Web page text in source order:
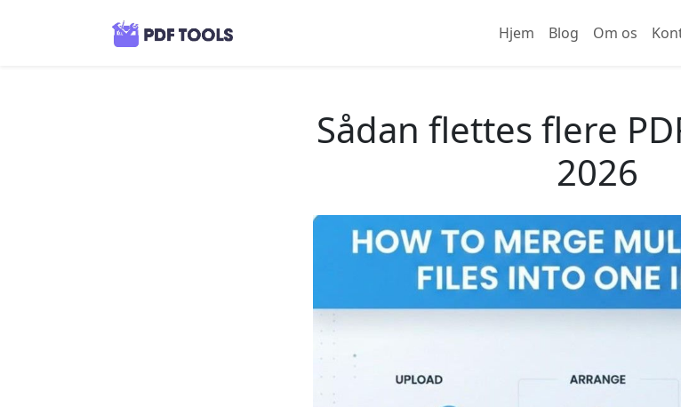
Hjem Blog Om os
Sådan flettes flere
2026